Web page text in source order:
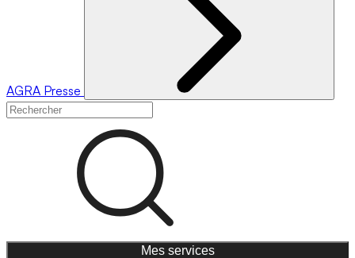
AGRA Presse
Mes services